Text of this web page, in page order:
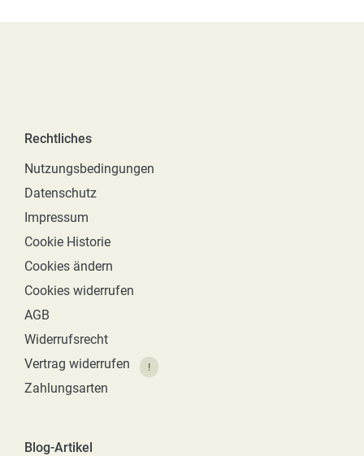
Rechtliches
Nutzungsbedingungen
Datenschutz
Impressum
Cookie Historie
Cookies ändern
Cookies widerrufen
AGB
Widerrufsrecht
Vertrag widerrufen
!
Zahlungsarten
Blog-Artikel